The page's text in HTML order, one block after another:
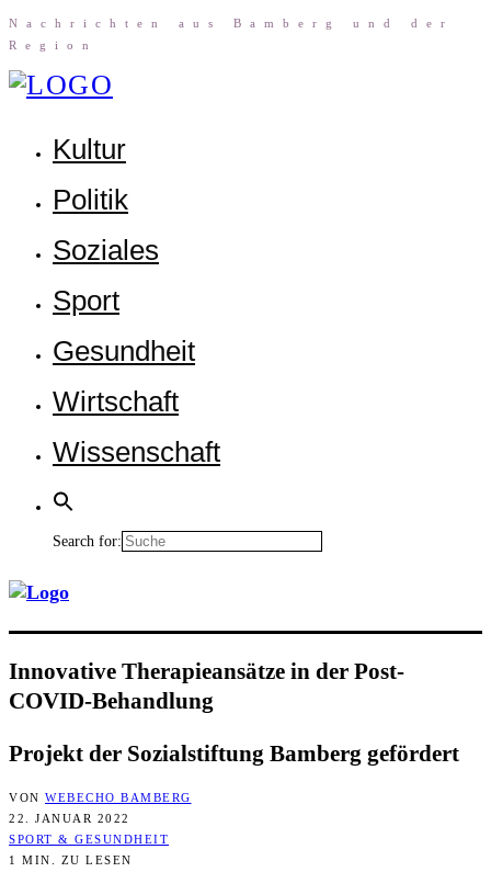
Nach­rich­ten aus Bam­berg und der
Region
Kul­tur
Poli­tik
Sozia­les
Sport
Gesund­heit
Wirt­schaft
Wis­sen­schaft
Search for:
Inno­va­ti­ve The­ra­pie­an­sät­ze in der Post-
COVID-Behandlung
Pro­jekt der Sozi­al­stif­tung Bam­berg gefördert
VON WEBECHO BAMBERG
22. JANUAR 2022
SPORT & GESUNDHEIT
1 MIN. ZU LESEN